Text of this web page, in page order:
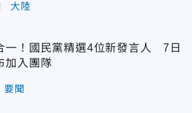
大陸
一！國民黨精選4位新發言人 7日
加入團隊
要聞